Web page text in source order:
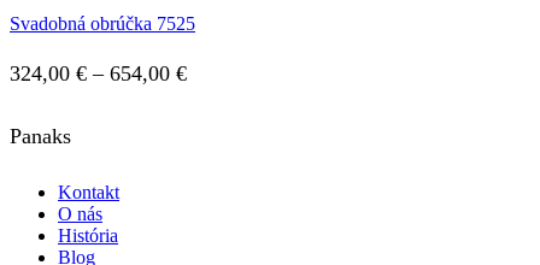
vybrať
stránke
produktu.
through
567,00 €
Svadobná obrúčka 7525
324,00 € – 654,00 €Price
Panaks
Kontakt
O nás
História
Blog